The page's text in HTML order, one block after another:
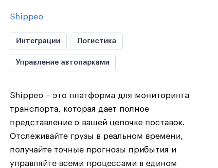
Shippeo
Интеграции Логистика
Управление автопарками
Shippeo – это платформа для мониторинга
транспорта, которая дает полное
представление о вашей цепочке поставок.
Отслеживайте грузы в реальном времени,
получайте точные прогнозы прибытия и
управляйте всеми процессами в едином